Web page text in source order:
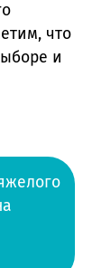
что
и